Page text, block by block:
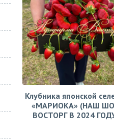
Клубника японской
«МАРИОКА» (НАШ
ВОСТОРГ В 2024